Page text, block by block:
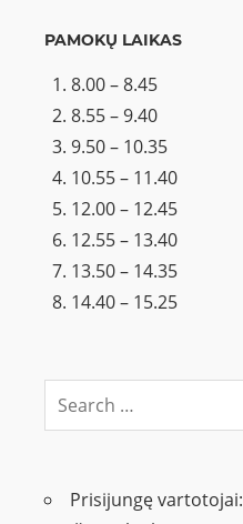
PAMOKŲ LAIKAS
8.00 – 8.45
8.55 – 9.40
9.50 – 10.35
10.55 – 11.40
12.00 – 12.45
12.55 – 13.40
13.50 – 14.35
14.40 – 15.25
Prisijungę vartotojai: